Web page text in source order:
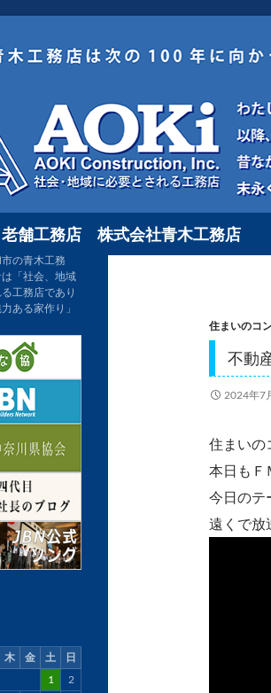
老舗工務店 株式会社青木工務店
住まいのコ
不動
2024年7
住まい
本日もＦ
今日のテ
遠くで放
の青木工務
「社会、地域
工務店であり
ある家作り」
木 金 土
日
1
2